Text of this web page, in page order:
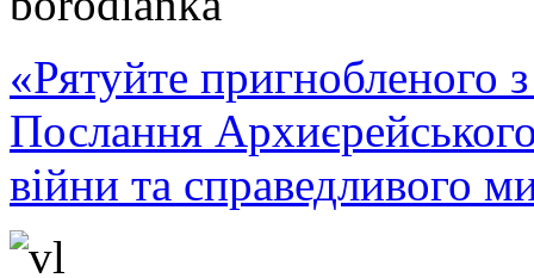
«Рятуйте пригнобленого
Послання
війни та справедливого